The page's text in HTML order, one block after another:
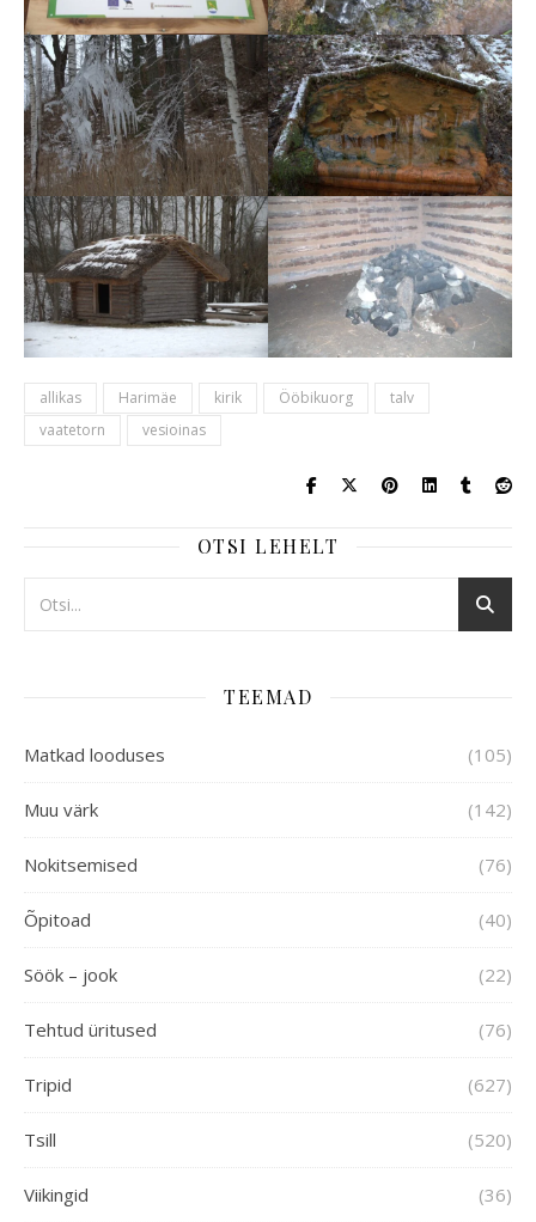
allikas Harimäe kirik Ööbikuorg
talv
vaatetorn
vesioinas
OTSI LEHELT
TEEMAD
Matkad looduses (105)
Muu värk (142)
Nokitsemised (76)
Õpitoad (40)
Söök – jook (22)
Tehtud üritused (76)
Tripid (627)
Tsill (520)
Viikingid (36)